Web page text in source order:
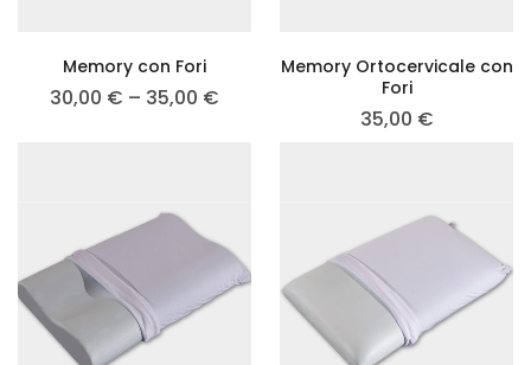
Memory con Fori
30,00 € – 35,00 €
Memory Ortocervicale con
Fori
35,00 €